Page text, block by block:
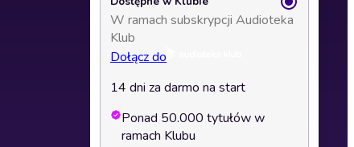
W ramach subskrypcji Audioteka
Klub
Dołącz do
14 dni za darmo na start
Ponad 50.000 tytułów w
ramach Klubu